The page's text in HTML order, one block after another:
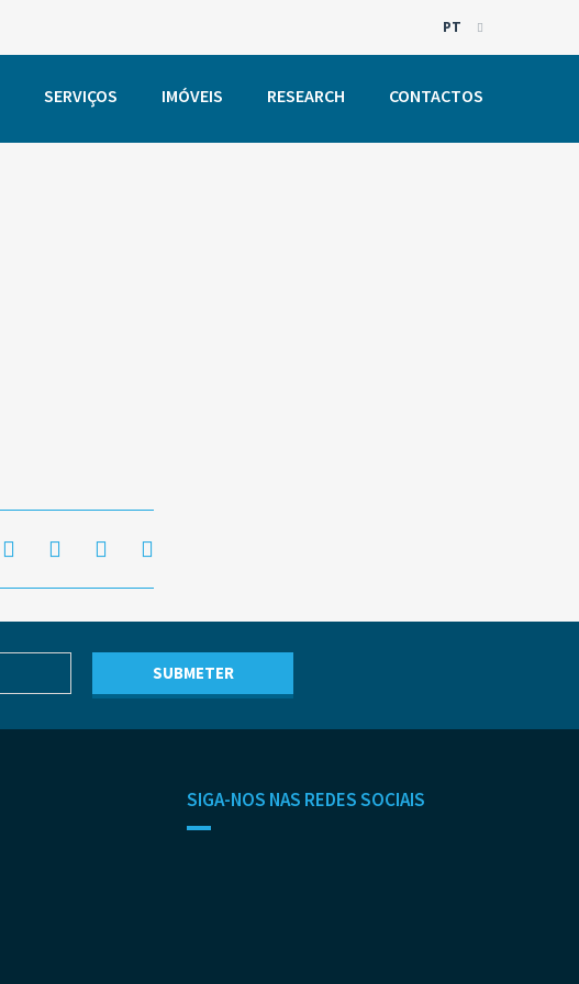
PT
PT
SERVIÇOS IMÓVEIS RESEARCH CONTACTOS
SIGA-NOS NAS REDES SOCIAIS